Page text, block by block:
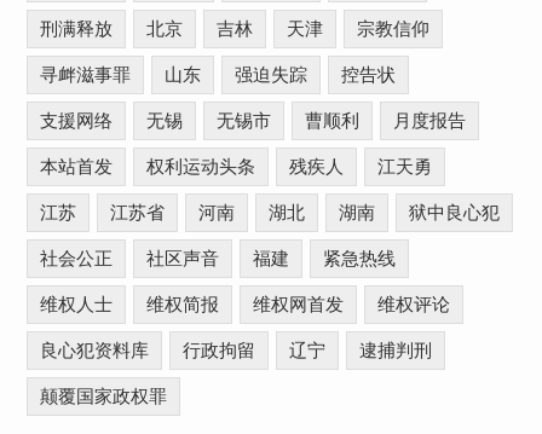
刑满释放 北京 吉林 天津 宗教信仰
寻衅滋事罪 山东 强迫失踪 控告状
支援网络 无锡 无锡市 曹顺利 月度报告
本站首发 权利运动头条 残疾人 江天勇
江苏 江苏省 河南 湖北 湖南 狱中良心犯
社会公正 社区声音 福建 紧急热线
维权人士 维权简报 维权网首发 维权评论
良心犯资料库 行政拘留 辽宁 逮捕判刑
颠覆国家政权罪